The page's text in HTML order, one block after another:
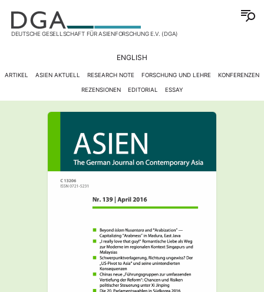
DEUTSCHE GESELLSCHAFT FÜR ASIENFORSCHUNG E.V. (DGA)
ENGLISH
ARTIKEL ASIEN AKTUELL RESEARCH NOTE FORSCHUNG UND LEHRE KONFERENZEN
REZENSIONEN EDITORIAL ESSAY